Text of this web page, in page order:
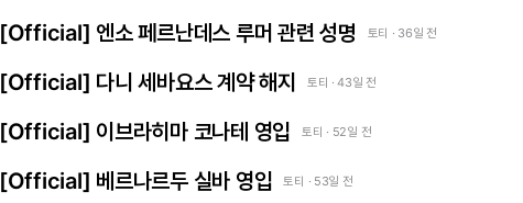
[Official] 엔소 페르난데스 루머 관련 성명 토티 · 36일 전
[Official] 다니 세바요스 계약 해지 토티 · 43일 전
[Official] 이브라히마 코나테 영입 토티 · 52일 전
[Official] 베르나르두 실바 영입 토티 · 53일 전